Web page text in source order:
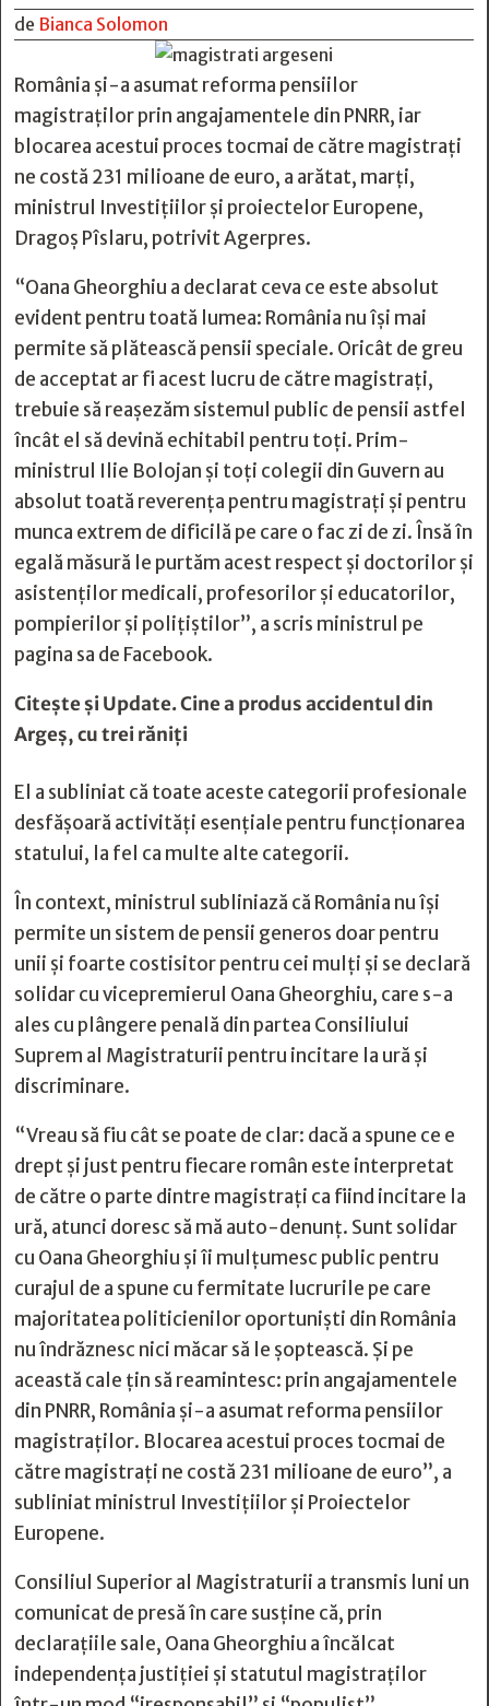
de Bianca Solomon
România şi-a asumat reforma pensiilor
magistraţilor prin angajamentele din PNRR, iar
blocarea acestui proces tocmai de către magistraţi
ne costă 231 milioane de euro, a arătat, marţi,
ministrul Investiţiilor şi proiectelor Europene,
Dragoş Pîslaru, potrivit Agerpres.
“Oana Gheorghiu a declarat ceva ce este absolut
evident pentru toată lumea: România nu îşi mai
permite să plătească pensii speciale. Oricât de greu
de acceptat ar fi acest lucru de către magistraţi,
trebuie să reaşezăm sistemul public de pensii astfel
încât el să devină echitabil pentru toţi. Prim-
ministrul Ilie Bolojan şi toţi colegii din Guvern au
absolut toată reverenţa pentru magistraţi şi pentru
munca extrem de dificilă pe care o fac zi de zi. Însă în
egală măsură le purtăm acest respect şi doctorilor şi
asistenţilor medicali, profesorilor şi educatorilor,
pompierilor şi poliţiştilor”, a scris ministrul pe
pagina sa de Facebook.
Citește șiUpdate. Cine a produs accidentul din
Argeș, cu trei răniți
El a subliniat că toate aceste categorii profesionale
desfăşoară activităţi esenţiale pentru funcţionarea
statului, la fel ca multe alte categorii.
În context, ministrul subliniază că România nu îşi
permite un sistem de pensii generos doar pentru
unii şi foarte costisitor pentru cei mulţi şi se declară
solidar cu vicepremierul Oana Gheorghiu, care s-a
ales cu plângere penală din partea Consiliului
Suprem al Magistraturii pentru incitare la ură şi
discriminare.
“Vreau să fiu cât se poate de clar: dacă a spune ce e
drept şi just pentru fiecare român este interpretat
de către o parte dintre magistraţi ca fiind incitare la
ură, atunci doresc să mă auto-denunţ. Sunt solidar
cu Oana Gheorghiu şi îi mulţumesc public pentru
curajul de a spune cu fermitate lucrurile pe care
majoritatea politicienilor oportunişti din România
nu îndrăznesc nici măcar să le şoptească. Şi pe
această cale ţin să reamintesc: prin angajamentele
din PNRR, România şi-a asumat reforma pensiilor
magistraţilor. Blocarea acestui proces tocmai de
către magistraţi ne costă 231 milioane de euro”, a
subliniat ministrul Investiţiilor şi Proiectelor
Europene.
Consiliul Superior al Magistraturii a transmis luni un
comunicat de presă în care susţine că, prin
declaraţiile sale, Oana Gheorghiu a încălcat
independenţa justiţiei şi statutul magistraţilor